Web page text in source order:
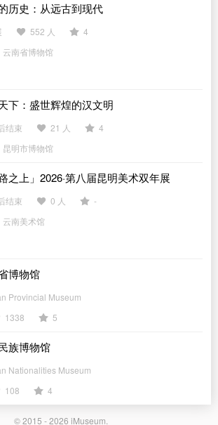
历史：从远古到现代
552 人
4
云南省博物馆
下：盛世辉煌的汉文明
结束 21 人
4
昆明市博物馆
路之上」2026·第八届昆明美术双年展
结束 0 人
-
云南美术馆
博物馆
Provincial Museum
1338
5
族博物馆
Nationalities Museum
108
4
© 2015 - 2026 iMuseum